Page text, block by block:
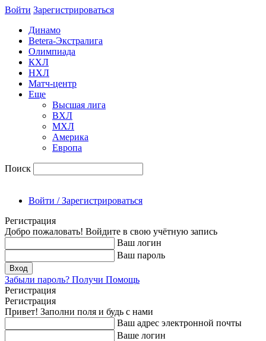
Войти Зарегиcтрироваться
Динамо
Betera-Экстралига
Олимпиада
КХЛ
НХЛ
Матч-центр
Еще
Высшая лига
ВХЛ
МХЛ
Америка
Европа
Поиск
Войти / Зарегистрироваться
Регистрация
Добро пожаловать! Войдите в свою учётную запись
Ваш логин
Ваш пароль
Забыли пароль? Получи Помощь
Регистрация
Регистрация
Привет! Заполни поля и будь с нами
Ваш адрес электронной почты
Ваше логин